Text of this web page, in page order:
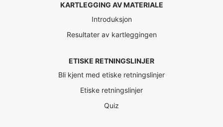
KARTLEGGING AV MATERIALE
Introduksjon
Resultater av kartleggingen
ETISKE RETNINGSLINJER
Bli kjent med etiske retningslinjer
Etiske retningslinjer
Quiz